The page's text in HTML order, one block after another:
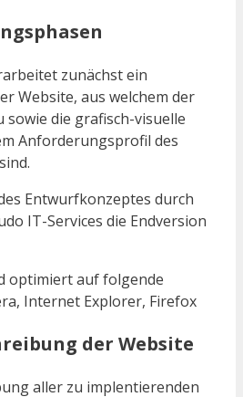
zunächst ein
Website, aus welchem der
die grafisch-visuelle
Anforderungsprofil des
Entwurfkonzeptes durch
IT-Services die Endversion
optimiert auf folgende
Internet Explorer, Firefox
der Website
aller zu implentierenden